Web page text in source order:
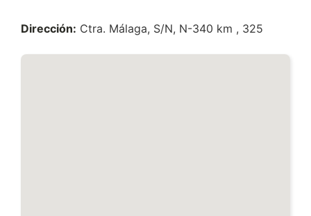
Dirección: Ctra. Málaga, S/N, N-340 km , 325